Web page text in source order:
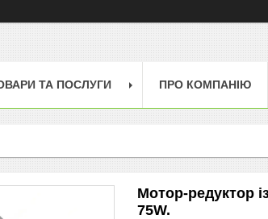
ТА ПОСЛУГИ ПРО КОМПАНІЮ
Мотор-редуктор
75W.